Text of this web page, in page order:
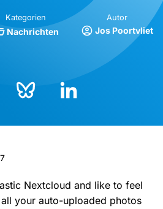
Kategorien
Nachrichten
Autor
Jos Poortvliet
Nextcloud and like to feel
your auto-uploaded photos